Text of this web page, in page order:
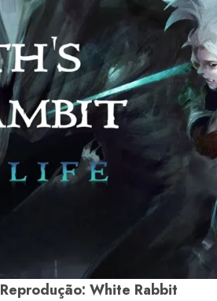
Reprodução: White Rabbit